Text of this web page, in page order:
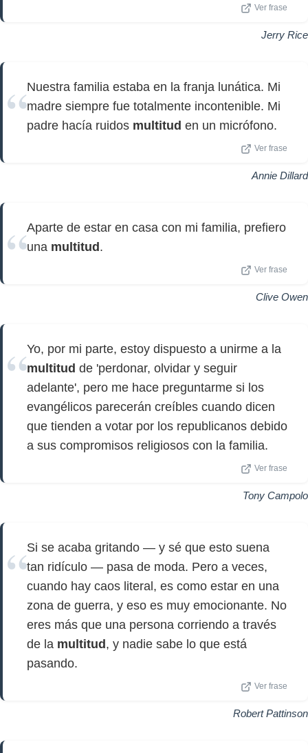
Ver frase
Jerry Rice
Nuestra familia estaba en la franja lunática. Mi
madre siempre fue totalmente incontenible. Mi
padre hacía ruidos multitud en un micrófono.
Ver frase
Annie Dillard
Aparte de estar en casa con mi familia, prefiero
una multitud .
Ver frase
Clive Owen
Yo, por mi parte, estoy dispuesto a unirme a la
multitud de 'perdonar, olvidar y seguir
adelante', pero me hace preguntarme si los
evangélicos parecerán creíbles cuando dicen
que tienden a votar por los republicanos debido
a sus compromisos religiosos con la familia.
Ver frase
Tony Campolo
Si se acaba gritando — y sé que esto suena
tan ridículo — pasa de moda. Pero a veces,
cuando hay caos literal, es como estar en una
zona de guerra, y eso es muy emocionante. No
eres más que una persona corriendo a través
de la multitud , y nadie sabe lo que está
pasando.
Ver frase
Robert Pattinson